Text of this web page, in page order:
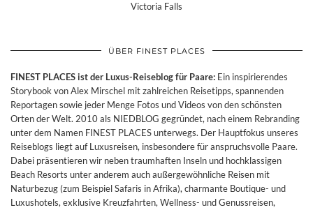
Victoria Falls
ÜBER FINEST PLACES
FINEST PLACES ist der Luxus-Reiseblog für Paare: Ein inspirierendes
Storybook von Alex Mirschel mit zahlreichen Reisetipps, spannenden
Reportagen sowie jeder Menge Fotos und Videos von den schönsten
Orten der Welt. 2010 als NIEDBLOG gegründet, nach einem Rebranding
unter dem Namen FINEST PLACES unterwegs. Der Hauptfokus unseres
Reiseblogs liegt auf Luxusreisen, insbesondere für anspruchsvolle Paare.
Dabei präsentieren wir neben traumhaften Inseln und hochklassigen
Beach Resorts unter anderem auch außergewöhnliche Reisen mit
Naturbezug (zum Beispiel Safaris in Afrika), charmante Boutique- und
Luxushotels, exklusive Kreuzfahrten, Wellness- und Genussreisen,